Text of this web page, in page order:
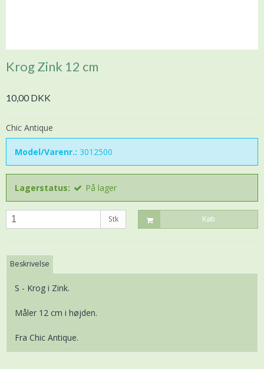
Krog Zink 12 cm
10,00 DKK
Chic Antique
Model/Varenr.: 3012500
Lagerstatus: På lager
Stk Køb
Beskrivelse
S - Krog i Zink.
Måler 12 cm i højden.
Fra Chic Antique.